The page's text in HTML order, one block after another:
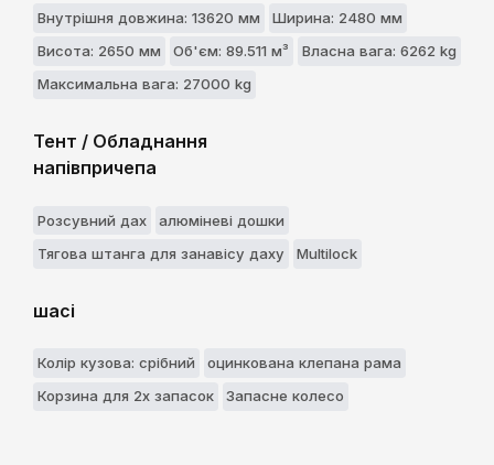
Внутрішня довжина: 13620 мм
Ширина: 2480 мм
Висота: 2650 мм
Об'єм: 89.511 м³
Власна вага: 6262 kg
Максимальна вага: 27000 kg
Тент / Обладнання
напівпричепа
Розсувний дах
алюміневі дошки
Тягова штанга для занавісу даху
Multilock
шасі
Колір кузова: срібний
оцинкована клепана рама
Корзина для 2х запасок
Запасне колесо